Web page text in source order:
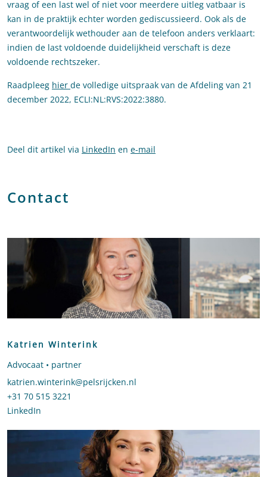
vraag of een last wel of niet voor meerdere uitleg vatbaar is
kan in de praktijk echter worden gediscussieerd. Ook als de
verantwoordelijk wethouder aan de telefoon anders verklaart:
indien de last voldoende duidelijkheid verschaft is deze
voldoende rechtszeker.
Raadpleeg hier de volledige uitspraak van de Afdeling van 21
december 2022, ECLI:NL:RVS:2022:3880.
Deel dit artikel via LinkedIn en e-mail
Contact
Katrien Winterink
Advocaat • partner
Stuur een e-mail naar Katrien Winterink
katrien.winterink@pelsrijcken.nl
Bel naar Katrien Winterink
+31 70 515 3221
LinkedIn